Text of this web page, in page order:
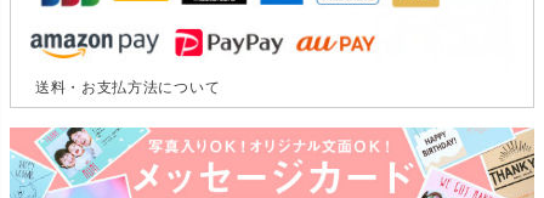
送料・お支払方法について